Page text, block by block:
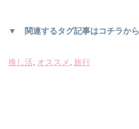
▼ 関連するタグ記事はコチラから
推し活, オススメ , 旅行